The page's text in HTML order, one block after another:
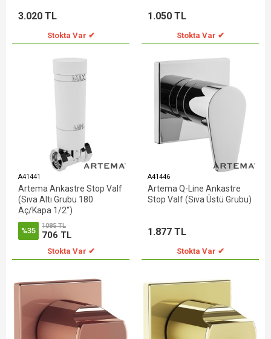
3.020 TL
Stokta Var ✔
1.050 TL
Stokta Var ✔
A41441
Artema Ankastre Stop Valf
(Sıva Altı Grubu 180
Aç/Kapa 1/2")
%35
1085 TL
706 TL
Stokta Var ✔
A41446
Artema Q-Line Ankastre
Stop Valf (Sıva Üstü Grubu)
1.877 TL
Stokta Var ✔